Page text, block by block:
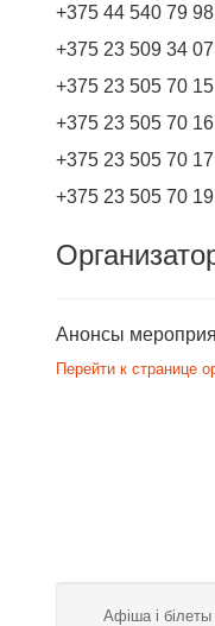
+375 44 540 79 98
+375 23 509 34 07
+375 23 505 70 15
+375 23 505 70 16
+375 23 505 70 17
+375 23 505 70 19
Анонсы
Перейти к странице
Афіша і